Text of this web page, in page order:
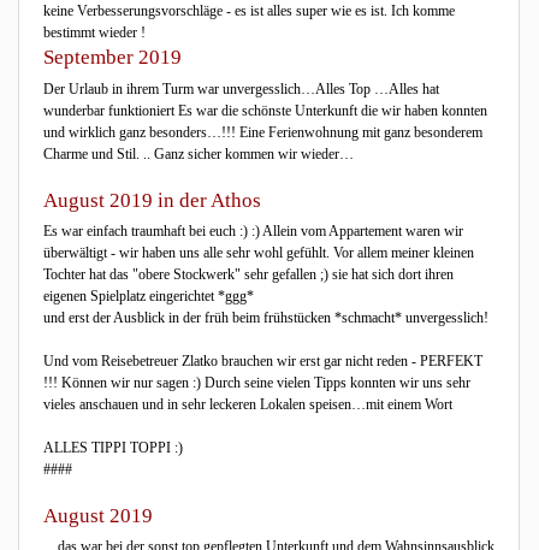
keine Verbesserungsvorschläge - es ist alles super wie es ist. Ich komme
bestimmt wieder !
September 2019
Der Urlaub in ihrem Turm war unvergesslich…Alles Top …Alles hat
wunderbar funktioniert Es war die schönste Unterkunft die wir haben konnten
und wirklich ganz besonders…!!! Eine Ferienwohnung mit ganz besonderem
Charme und Stil. .. Ganz sicher kommen wir wieder…
August 2019 in der Athos
Es war einfach traumhaft bei euch :) :) Allein vom Appartement waren wir
überwältigt - wir haben uns alle sehr wohl gefühlt. Vor allem meiner kleinen
Tochter hat das "obere Stockwerk" sehr gefallen ;) sie hat sich dort ihren
eigenen Spielplatz eingerichtet *ggg*
und erst der Ausblick in der früh beim frühstücken *schmacht* unvergesslich!
Und vom Reisebetreuer Zlatko brauchen wir erst gar nicht reden - PERFEKT
!!! Können wir nur sagen :) Durch seine vielen Tipps konnten wir uns sehr
vieles anschauen und in sehr leckeren Lokalen speisen…mit einem Wort
ALLES TIPPI TOPPI :)
####
August 2019
... das war bei der sonst top gepflegten Unterkunft und dem Wahnsinnsausblick